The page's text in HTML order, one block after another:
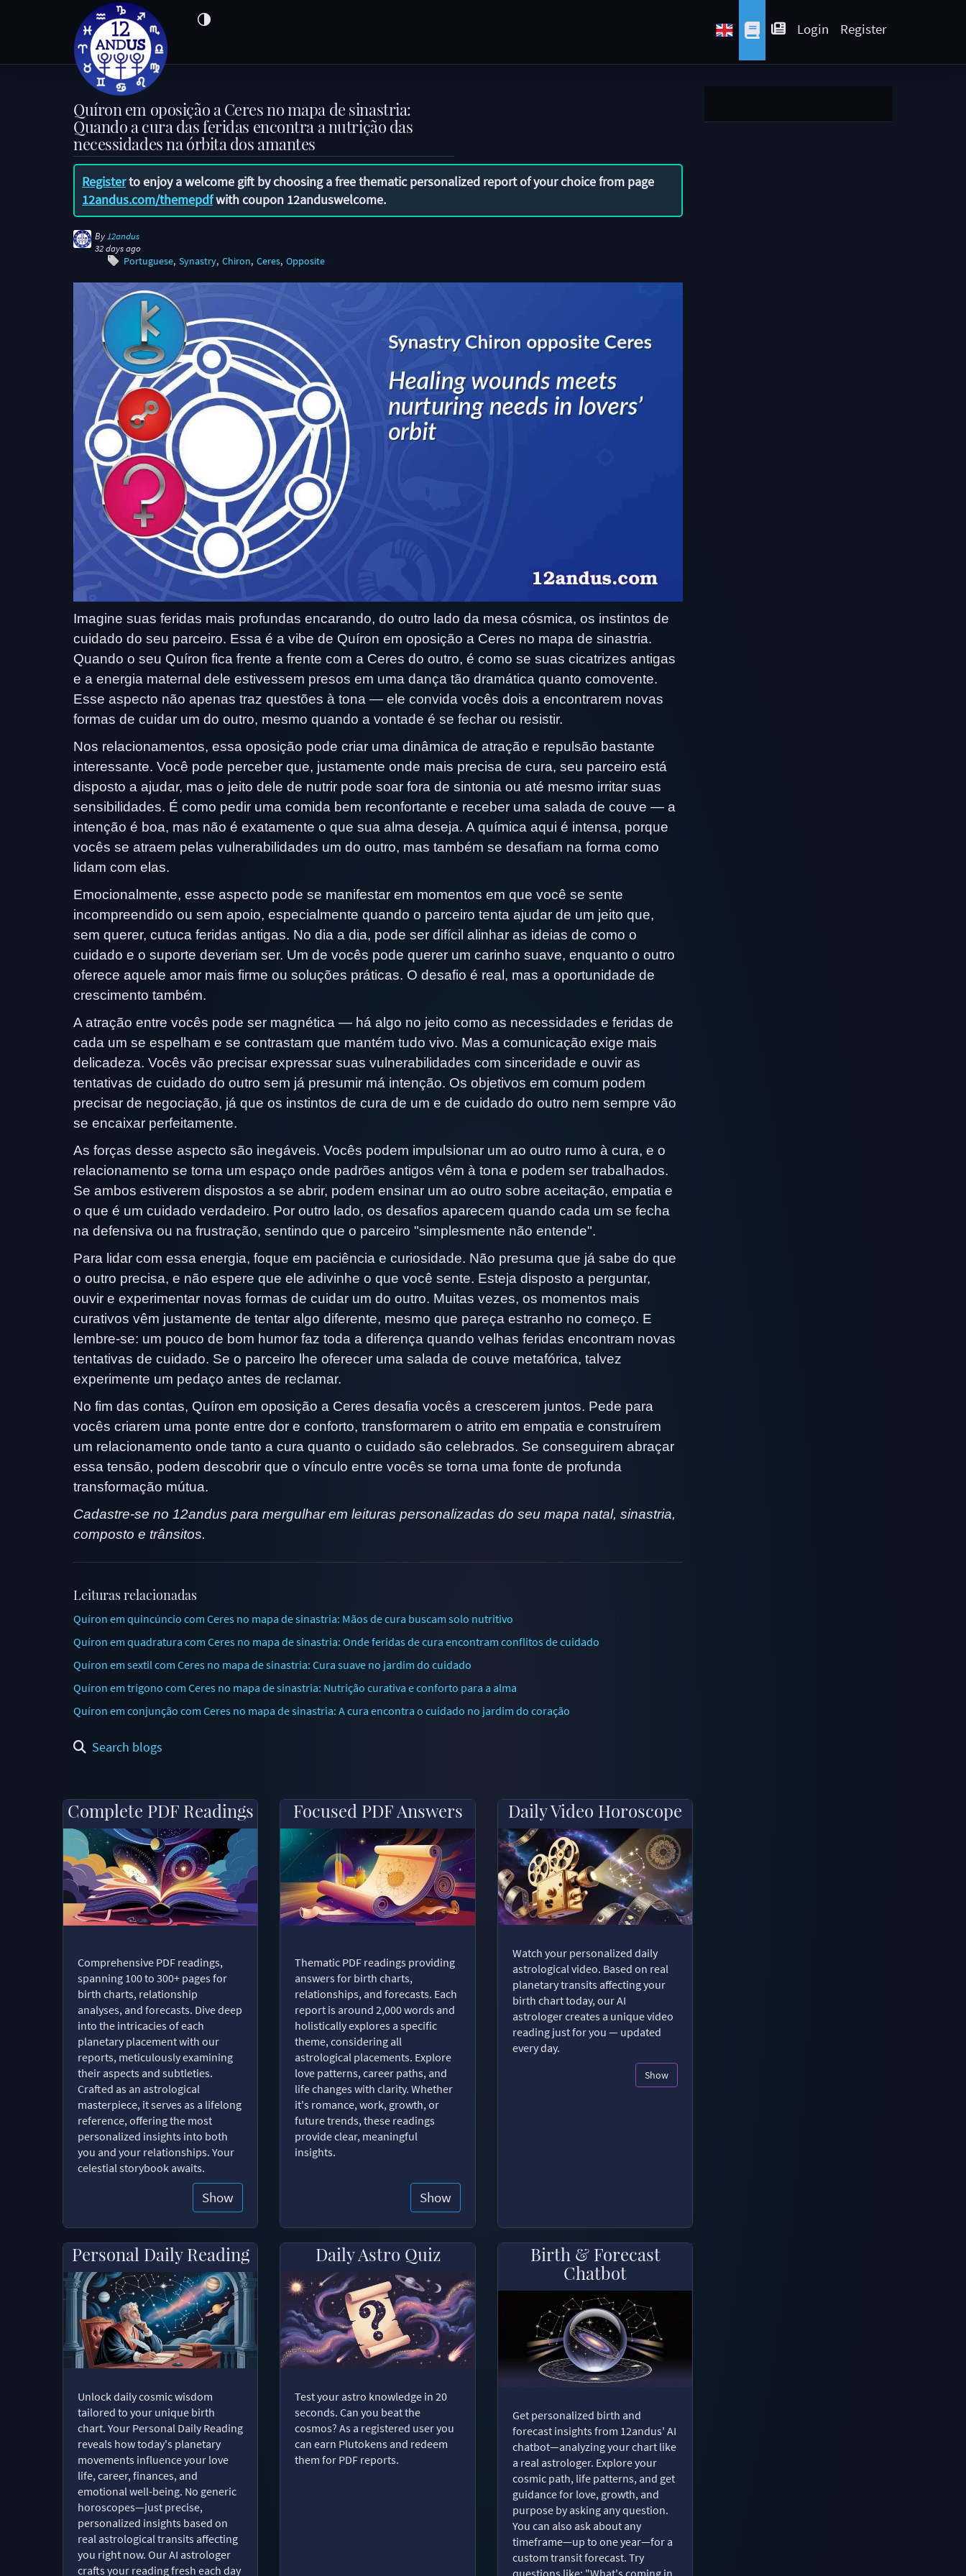
Login Register
Quíron em oposição a Ceres no mapa de sinastria:
Quando a cura das feridas encontra a nutrição das
necessidades na órbita dos amantes
Registerto enjoy a welcome gift by choosing a free thematic personalized report of your choice from page
12andus.com/themepdfwith coupon 12anduswelcome.
By 12andus
32 days ago
Portuguese Synastry Chiron Ceres Opposite
Imagine suas feridas mais profundas encarando, do outro lado da mesa cósmica, os instintos de
cuidado do seu parceiro. Essa é a vibe de Quíron em oposição a Ceres no mapa de sinastria.
Quando o seu Quíron fica frente a frente com a Ceres do outro, é como se suas cicatrizes antigas
e a energia maternal dele estivessem presos em uma dança tão dramática quanto comovente.
Esse aspecto não apenas traz questões à tona — ele convida vocês dois a encontrarem novas
formas de cuidar um do outro, mesmo quando a vontade é se fechar ou resistir.
Nos relacionamentos, essa oposição pode criar uma dinâmica de atração e repulsão bastante
interessante. Você pode perceber que, justamente onde mais precisa de cura, seu parceiro está
disposto a ajudar, mas o jeito dele de nutrir pode soar fora de sintonia ou até mesmo irritar suas
sensibilidades. É como pedir uma comida bem reconfortante e receber uma salada de couve — a
intenção é boa, mas não é exatamente o que sua alma deseja. A química aqui é intensa, porque
vocês se atraem pelas vulnerabilidades um do outro, mas também se desafiam na forma como
lidam com elas.
Emocionalmente, esse aspecto pode se manifestar em momentos em que você se sente
incompreendido ou sem apoio, especialmente quando o parceiro tenta ajudar de um jeito que,
sem querer, cutuca feridas antigas. No dia a dia, pode ser difícil alinhar as ideias de como o
cuidado e o suporte deveriam ser. Um de vocês pode querer um carinho suave, enquanto o outro
oferece aquele amor mais firme ou soluções práticas. O desafio é real, mas a oportunidade de
crescimento também.
A atração entre vocês pode ser magnética — há algo no jeito como as necessidades e feridas de
cada um se espelham e se contrastam que mantém tudo vivo. Mas a comunicação exige mais
delicadeza. Vocês vão precisar expressar suas vulnerabilidades com sinceridade e ouvir as
tentativas de cuidado do outro sem já presumir má intenção. Os objetivos em comum podem
precisar de negociação, já que os instintos de cura de um e de cuidado do outro nem sempre vão
se encaixar perfeitamente.
As forças desse aspecto são inegáveis. Vocês podem impulsionar um ao outro rumo à cura, e o
relacionamento se torna um espaço onde padrões antigos vêm à tona e podem ser trabalhados.
Se ambos estiverem dispostos a se abrir, podem ensinar um ao outro sobre aceitação, empatia e
o que é um cuidado verdadeiro. Por outro lado, os desafios aparecem quando cada um se fecha
na defensiva ou na frustração, sentindo que o parceiro "simplesmente não entende".
Para lidar com essa energia, foque em paciência e curiosidade. Não presuma que já sabe do que
o outro precisa, e não espere que ele adivinhe o que você sente. Esteja disposto a perguntar,
ouvir e experimentar novas formas de cuidar um do outro. Muitas vezes, os momentos mais
curativos vêm justamente de tentar algo diferente, mesmo que pareça estranho no começo. E
lembre-se: um pouco de bom humor faz toda a diferença quando velhas feridas encontram novas
tentativas de cuidado. Se o parceiro lhe oferecer uma salada de couve metafórica, talvez
experimente um pedaço antes de reclamar.
No fim das contas, Quíron em oposição a Ceres desafia vocês a crescerem juntos. Pede para
vocês criarem uma ponte entre dor e conforto, transformarem o atrito em empatia e construírem
um relacionamento onde tanto a cura quanto o cuidado são celebrados. Se conseguirem abraçar
essa tensão, podem descobrir que o vínculo entre vocês se torna uma fonte de profunda
transformação mútua.
Cadastre-se no 12andus para mergulhar em leituras personalizadas do seu mapa natal, sinastria,
composto e trânsitos.
Leituras relacionadas
Quíron em quincúncio com Ceres no mapa de sinastria: Mãos de cura buscam solo nutritivo
Quíron em quadratura com Ceres no mapa de sinastria: Onde feridas de cura encontram conflitos de cuidado
Quíron em sextil com Ceres no mapa de sinastria: Cura suave no jardim do cuidado
Quíron em trígono com Ceres no mapa de sinastria: Nutrição curativa e conforto para a alma
Quíron em conjunção com Ceres no mapa de sinastria: A cura encontra o cuidado no jardim do coração
Search blogs
Complete PDF Readings
Comprehensive PDF readings,
spanning 100 to 300+ pages for
birth charts, relationship
analyses, and forecasts. Dive deep
into the intricacies of each
planetary placement with our
reports, meticulously examining
their aspects and subtleties.
Crafted as an astrological
masterpiece, it serves as a lifelong
reference, offering the most
personalized insights into both
you and your relationships. Your
celestial storybook awaits.
Show
Focused PDF Answers
Thematic PDF readings providing
answers for birth charts,
relationships, and forecasts. Each
report is around 2,000 words and
holistically explores a specific
theme, considering all
astrological placements. Explore
love patterns, career paths, and
life changes with clarity. Whether
it's romance, work, growth, or
future trends, these readings
provide clear, meaningful
insights.
Show
Daily Video Horoscope
Watch your personalized daily
astrological video. Based on real
planetary transits affecting your
birth chart today, our AI
astrologer creates a unique video
reading just for you — updated
every day.
Show
Personal Daily Reading
Unlock daily cosmic wisdom
tailored to your unique birth
chart. Your Personal Daily Reading
reveals how today's planetary
movements influence your love
life, career, finances, and
emotional well-being. No generic
horoscopes—just precise,
personalized insights based on
real astrological transits affecting
you right now. Our AI astrologer
crafts your reading fresh each day
Daily Astro Quiz
Test your astro knowledge in 20
seconds. Can you beat the
cosmos? As a registered user you
can earn Plutokens and redeem
them for PDF reports.
Birth & Forecast
Chatbot
Get personalized birth and
forecast insights from 12andus' AI
chatbot—analyzing your chart like
a real astrologer. Explore your
cosmic path, life patterns, and get
guidance for love, growth, and
purpose by asking any question.
You can also ask about any
timeframe—up to one year—for a
custom transit forecast. Try
questions like: "What's coming in